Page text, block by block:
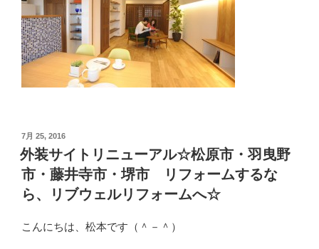
投
稿
日:
7月 25, 2016
外装サイトリニューアル☆松原市・羽曳野
市・藤井寺市・堺市 リフォームするな
ら、リブウェルリフォームへ☆
こんにちは、松本です（＾－＾）